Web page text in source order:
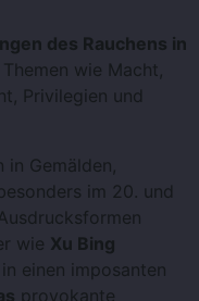
des Rauchens in
wie Macht,
Privilegien und
Gemälden,
im 20. und
wie Xu Bing
einen imposanten
provokante